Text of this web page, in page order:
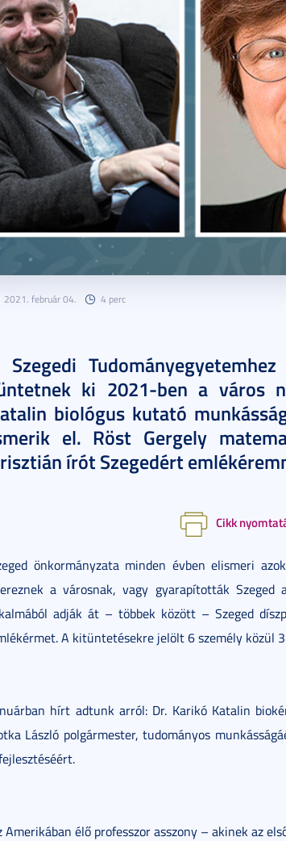
2021. február 04. 4 perc
Szegedi
ki 2021-ben a város
biológus kutató
el. Röst Gergely
írót Szegedért
Cikk
önkormányzata minden évben elismeri
a városnak, vagy gyarapították
adják át – többek között – Szeged
A kitüntetésekre jelölt 6 személy közül
hírt adtunk arról: Dr. Karikó Katalin
László polgármester, tudományos
Amerikában élő professzor asszony – akinek az